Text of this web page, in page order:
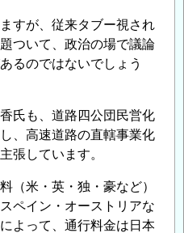
すが、従来タブー視され
ついて、政治の場で議論
るのではないでしょう
氏も、道路四公団民営化
、高速道路の直轄事業化
張しています。
（米・英・独・豪など）
ペイン・オーストリアな
よって、通行料金は日本